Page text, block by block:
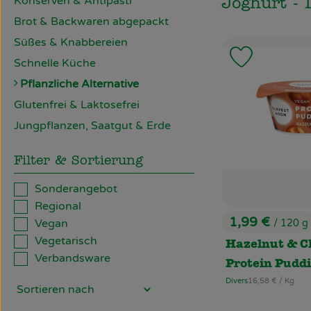
Brot & Backwaren abgepackt
Süßes & Knabbereien
Schnelle Küche
Pflanzliche Alternative
Glutenfrei & Laktosefrei
Jungpflanzen, Saatgut & Erde
Filter & Sortierung
Sonderangebot
Regional
Vegan
Vegetarisch
Verbandsware
Joghurt -
, Preis:
1,99 € / 120 g
Hazelnut &
Protein
, Herkunft:
Divers, Referenzpreis:
16,58 € / Kg
Produkt